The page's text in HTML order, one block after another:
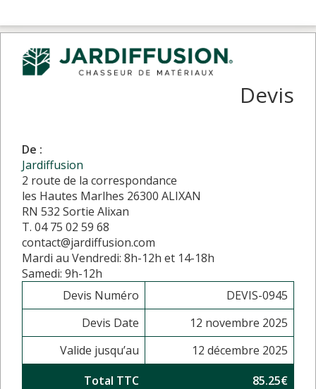
Devis
De :
Jardiffusion
2 route de la correspondance
les Hautes Marlhes 26300 ALIXAN
RN 532 Sortie Alixan
T. 04 75 02 59 68
contact@jardiffusion.com
Mardi au Vendredi: 8h-12h et 14-18h
Samedi: 9h-12h
Devis Numéro
DEVIS-0945
Devis Date
12 novembre 2025
Valide jusqu’au
12 décembre 2025
Total TTC
85.25€